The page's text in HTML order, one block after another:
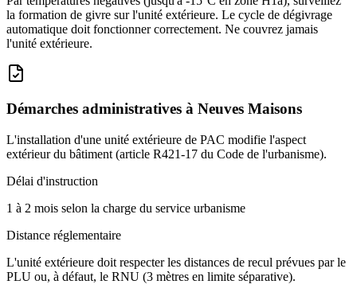
la formation de givre sur l'unité extérieure. Le cycle de dégivrage
automatique doit fonctionner correctement. Ne couvrez jamais
l'unité extérieure.
Démarches administratives à Neuves Maisons
L'installation d'une unité extérieure de PAC modifie l'aspect
extérieur du bâtiment (article R421-17 du Code de l'urbanisme).
Délai d'instruction
1 à 2 mois selon la charge du service urbanisme
Distance réglementaire
L'unité extérieure doit respecter les distances de recul prévues par le
PLU ou, à défaut, le RNU (3 mètres en limite séparative).